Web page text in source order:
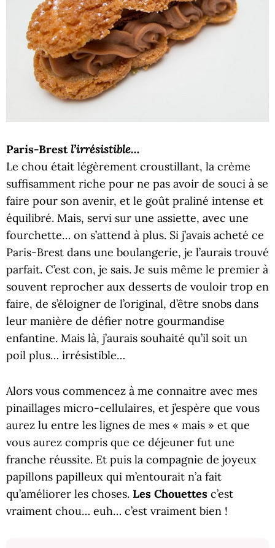
Paris-Brest l’irrésistible…
Le chou était légèrement croustillant, la crème
suffisamment riche pour ne pas avoir de souci à se
faire pour son avenir, et le goût praliné intense et
équilibré. Mais, servi sur une assiette, avec une
fourchette… on s’attend à plus. Si j’avais acheté ce
Paris-Brest dans une boulangerie, je l’aurais trouvé
parfait. C’est con, je sais. Je suis même le premier à
souvent reprocher aux desserts de vouloir trop en
faire, de s’éloigner de l’original, d’être snobs dans
leur manière de défier notre gourmandise
enfantine. Mais là, j’aurais souhaité qu’il soit un
poil plus… irrésistible…
Alors vous commencez à me connaitre avec mes
pinaillages micro-cellulaires, et j’espère que vous
aurez lu entre les lignes de mes « mais » et que
vous aurez compris que ce déjeuner fut une
franche réussite. Et puis la compagnie de joyeux
papillons papilleux qui m’entourait n’a fait
qu’améliorer les choses. Les Chouettes c’est
vraiment chou… euh… c’est vraiment bien !